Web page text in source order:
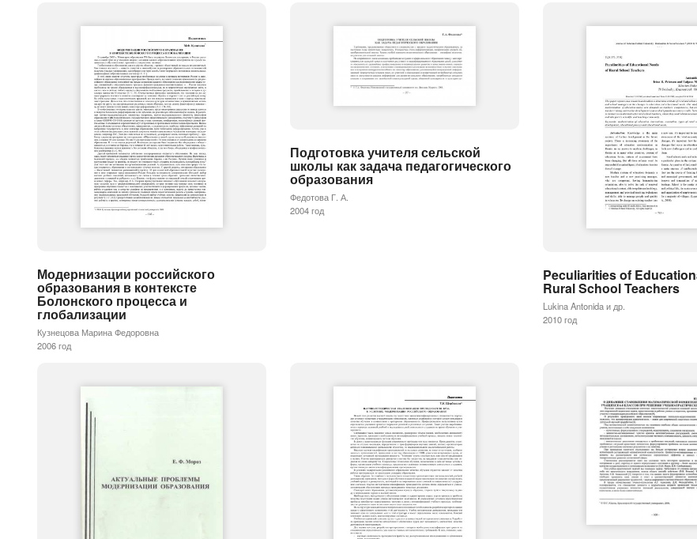
Модернизации российского
образования в контексте
Болонского процесса и
глобализации
Кузнецова Марина Федоровна
2006 год
Подготовка учителя сельской
школы как задача педагогического
образования
Федотова Г. А.
2004 год
Peculiarities of
Rural School Teachers
Lukina Antonida и др.
2010 год